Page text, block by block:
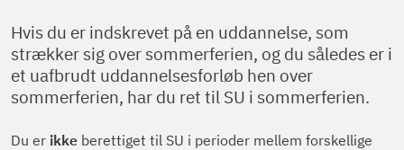
Hvis du er indskrevet på en uddannelse, som
strækker sig over sommerferien, og du således er i
et uafbrudt uddannelsesforløb hen over
sommerferien, har du ret til SU i sommerferien.
Du er ikke berettiget til SU i perioder mellem forskellige